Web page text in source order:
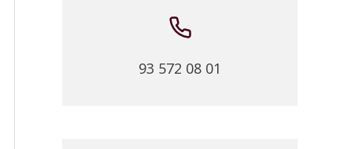
93 572 08 01